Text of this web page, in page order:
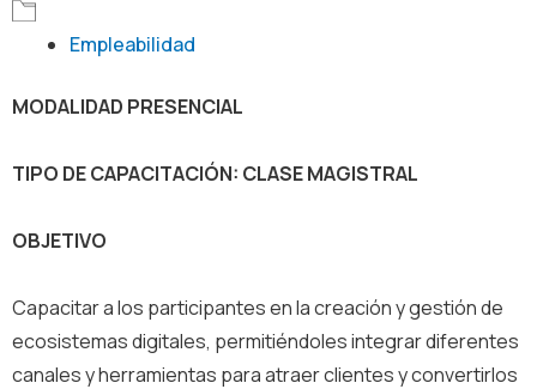
Empleabilidad
MODALIDAD PRESENCIAL
TIPO DE CAPACITACIÓN: CLASE MAGISTRAL
OBJETIVO
Capacitar a los participantes en la creación y gestión de
ecosistemas digitales, permitiéndoles integrar diferentes
canales y herramientas para atraer clientes y convertirlos